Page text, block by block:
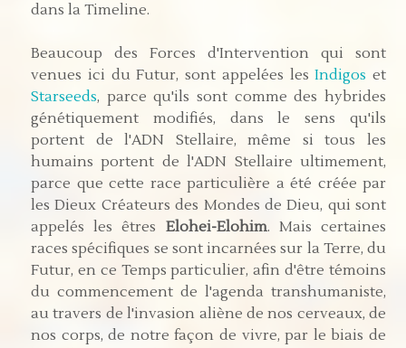
dans la Timeline.
Beaucoup des Forces d'Intervention qui sont
venues ici du Futur, sont appelées lesIndigos et
Starseeds, parce qu'ils sont comme des hybrides
génétiquement modifiés, dans le sens qu'ils
portent de l'ADN Stellaire, même si tous les
humains portent de l'ADN Stellaire ultimement,
parce que cette race particulière a été créée par
les Dieux Créateurs des Mondes de Dieu, qui sont
appelés les êtres Elohei-Elohim. Mais certaines
races spécifiques se sont incarnées sur la Terre, du
Futur, en ce Temps particulier, afin d'être témoins
du commencement de l'agenda transhumaniste,
au travers de l'invasion aliène de nos cerveaux, de
nos corps, de notre façon de vivre, par le biais de